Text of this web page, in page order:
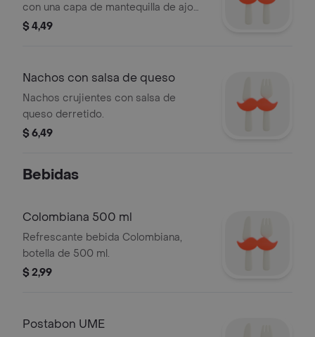
con una capa de mantequilla de ajo
fundida y orégano.
$ 4,49
Nachos con salsa de queso
Nachos crujientes con salsa de
queso derretido.
$ 6,49
Bebidas
Colombiana 500 ml
Refrescante bebida Colombiana,
botella de 500 ml.
$ 2,99
Postabon UME